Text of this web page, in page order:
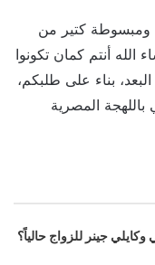
ومبسوطة كتير من
الله أنتم كمان تكونوا
بناء على طلبكم،
المصرية
جينر للزواج حالياً؟